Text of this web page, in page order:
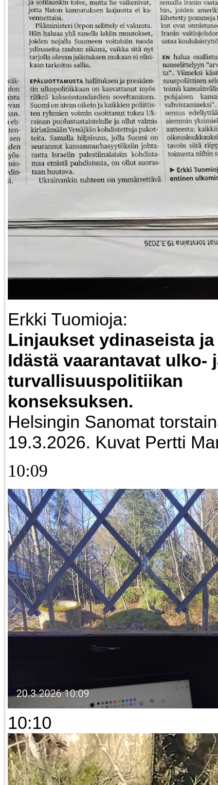
Erkki Tuomioja:
Linjaukset ydinaseista
Idästä vaarantavat ulko-
turvallisuuspolitiikan
konseksuksen.
Helsingin Sanomat
19.3.2026. Kuvat Pertti
10:09
10:10